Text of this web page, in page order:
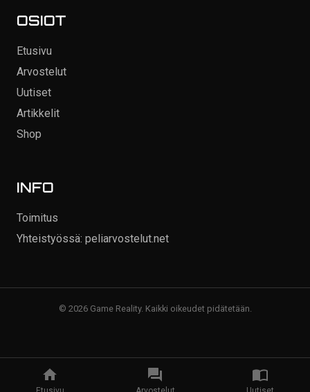
OSIOT
Etusivu
Arvostelut
Uutiset
Artikkelit
Shop
INFO
Toimitus
Yhteistyössä: peliarvostelut.net
© 2026 Game Reality. Kaikki oikeudet pidätetään.